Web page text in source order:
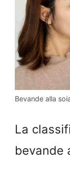
Bevande alla
La
bevande